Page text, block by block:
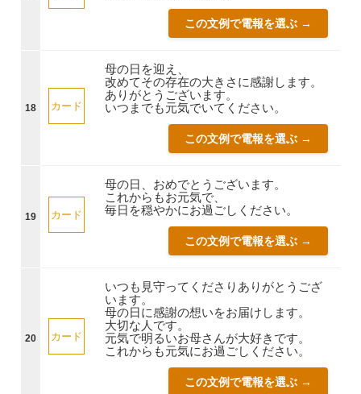
この文例で電報を選ぶ →
18 カード
母の日を迎え、
改めてその存在の大きさに感謝します。
ありがとうございます。
いつまでも元気でいてください。
この文例で電報を選ぶ →
19 カード
母の日、おめでとうございます。
これからもお元気で、
毎日を穏やかにお過ごしください。
この文例で電報を選ぶ →
20 カード
いつも見守ってくださりありがとうござ
います。
母の日に感謝の想いをお届けします。
大切な人です。
元気で明るいお母さんが大好きです。
これからも元気にお過ごしください。
この文例で電報を選ぶ →